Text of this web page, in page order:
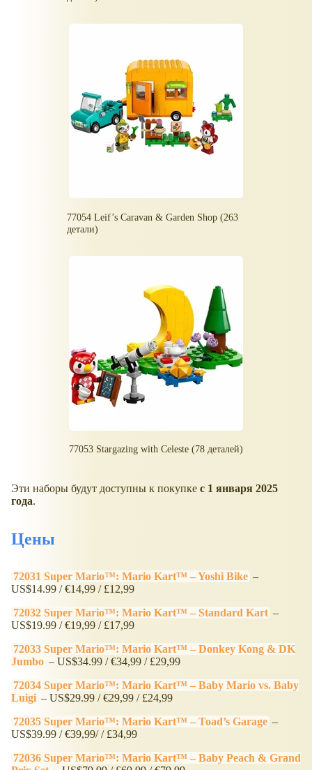
77054 Leif’s Caravan & Garden Shop (263
детали)
77053 Stargazing with Celeste (78 деталей)
Эти наборы будут доступны к покупке с 1 января 2025
года.
Цены
72031 Super Mario™: Mario Kart™ – Yoshi Bike –
US$14.99 / €14,99 / £12,99
72032 Super Mario™: Mario Kart™ – Standard Kart –
US$19.99 / €19,99 / £17,99
72033 Super Mario™: Mario Kart™ – Donkey Kong & DK
Jumbo – US$34.99 / €34,99 / £29,99
72034 Super Mario™: Mario Kart™ – Baby Mario vs. Baby
Luigi – US$29.99 / €29,99 / £24,99
72035 Super Mario™: Mario Kart™ – Toad’s Garage –
US$39.99 / €39,99/ / £34,99
72036 Super Mario™: Mario Kart™ – Baby Peach & Grand